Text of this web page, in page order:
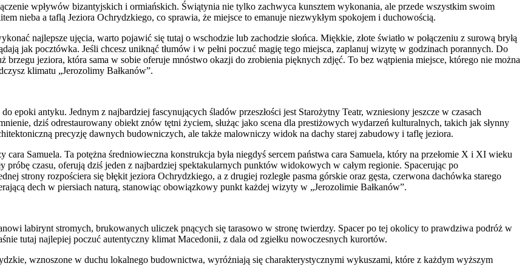
wpływów bizantyjskich i ormiańskich. Świątynia nie tylko zachwyca kunsztem wykonania, ale przede wszystkim swoim
nieba a taflą Jeziora Ochrydzkiego, co sprawia, że miejsce to emanuje niezwykłym spokojem i duchowością.
najlepsze ujęcia, warto pojawić się tutaj o wschodzie lub zachodzie słońca. Miękkie, złote światło w połączeniu z surową bryłą
jak pocztówka. Jeśli chcesz uniknąć tłumów i w pełni poczuć magię tego miejsca, zaplanuj wizytę w godzinach porannych. Do
brzegu jeziora, która sama w sobie oferuje mnóstwo okazji do zrobienia pięknych zdjęć. To bez wątpienia miejsce, którego nie można
klimatu „Jerozolimy Bałkanów”.
epoki antyku. Jednym z najbardziej fascynujących śladów przeszłości jest Starożytny Teatr, wzniesiony jeszcze w czasach
dziś odrestaurowany obiekt znów tętni życiem, służąc jako scena dla prestiżowych wydarzeń kulturalnych, takich jak słynny
precyzję dawnych budowniczych, ale także malowniczy widok na dachy starej zabudowy i taflę jeziora.
Samuela. Ta potężna średniowieczna konstrukcja była niegdyś sercem państwa cara Samuela, który na przełomie X i XI wieku
czasu, oferują dziś jeden z najbardziej spektakularnych punktów widokowych w całym regionie. Spacerując po
strony rozpościera się błękit jeziora Ochrydzkiego, a z drugiej rozległe pasma górskie oraz gęsta, czerwona dachówka starego
dech w piersiach naturą, stanowiąc obowiązkowy punkt każdej wizyty w „Jerozolimie Bałkanów”.
labirynt stromych, brukowanych uliczek pnących się tarasowo w stronę twierdzy. Spacer po tej okolicy to prawdziwa podróż w
tutaj najlepiej poczuć autentyczny klimat Macedonii, z dala od zgiełku nowoczesnych kurortów.
wznoszone w duchu lokalnego budownictwa, wyróżniają się charakterystycznymi wykuszami, które z każdym wyższym